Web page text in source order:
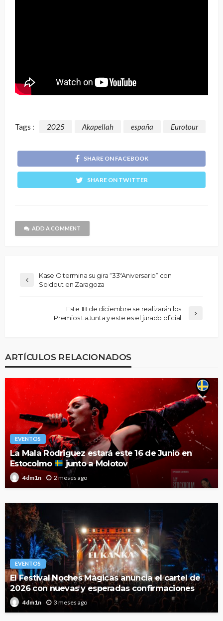
Tags : 2025 Akapellah españa Eurotour
SHARE ON FACEBOOK
SHARE ON TWITTER
ADD A COMMENT
Kase.O termina su gira “33ºAniversario” con
Soldout en Zaragoza
Este 18 de diciembre se realizarán los
Premios LaJunta y este es el jurado oficial
ARTÍCULOS RELACIONADOS
EVENTOS
La Mala Rodriguez estará este 16 de Junio en
Estocolmo
junto a Molotov
4dm1n 2 meses ago
EVENTOS
El Festival Noches Mágicas anuncia el cartel de
2026 con nuevas y esperadas confirmaciones
4dm1n 3 meses ago